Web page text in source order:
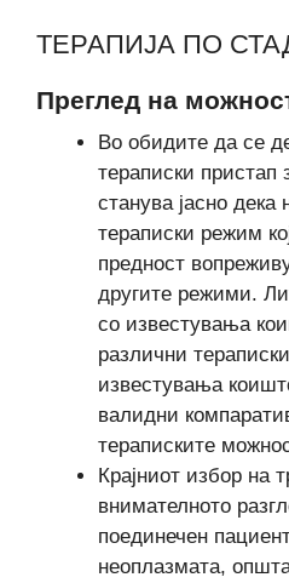
ТЕРАПИЈА ПО
Преглед на
Во обидите да се
тераписки пристап
станува јасно
тераписки режим
предност
другите режими.
со известувања
различни
известувања
валидни
тераписките
Крајниот избор на
внимателното
поединечен
неоплазмата,